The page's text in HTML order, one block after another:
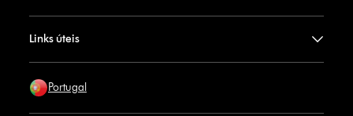
Links úteis
Portugal